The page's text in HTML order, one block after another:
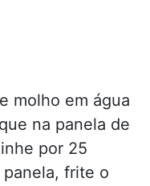
molho em água
na panela de
por 25
panela, frite o